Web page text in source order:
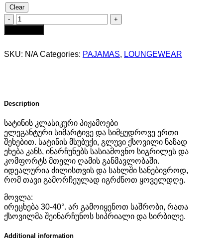
Clear
სატინის
ცისფერი
პიჟამო
შორტი
SKU: N/A Categories: PAJAMAS, LOUNGEWEAR
Description
სატინის კლასიკური პიჟამოები
ელეგანტური სიმარტივე და სიმყუდროვე ერთი
შეხებით. სატინის მსუბუქი, გლუვი ქსოვილი ნაზად
ეხება კანს, ინარჩუნებს სასიამოვნო სიგრილეს და
კომფორტს მთელი ღამის განმავლობაში.
იდეალურია ძილისთვის და სახლში სანებივროდ,
რომ თავი გამორჩეულად იგრძნოთ ყოველდღე.
მოვლა:
ირეცხება 30-40°. არ გამოიყენოთ საშრობი, რათა
ქსოვილმა შეინარჩუნოს სიპრიალი და სირბილე.
Additional information